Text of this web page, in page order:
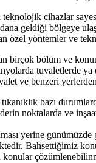
cihazlar
geldiği bölgeye
özel yöntemler ve
birçok bölüm ve
tuvaletlerde
ve benzeri
bazı
noktalarda ve
yerine
Bahsettiğimiz
konular